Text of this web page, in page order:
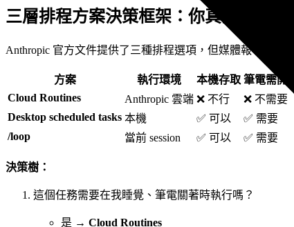
三層排程方案決策框架：你真的需要
Anthropic 官方文件提供了三種排程選項，但媒體報導幾乎
方案 執行環境 本機存取 筆電需開機
Cloud Routines
Anthropic 雲端 ❌ 不行 ❌ 不需要
Desktop scheduled tasks 本機 ✅ 可以 ✅ 需要
/loop
當前 session ✅ 可以 ✅ 需要
決策樹：
這個任務需要在我睡覺、筆電關著時執行嗎？
是 → Cloud Routines